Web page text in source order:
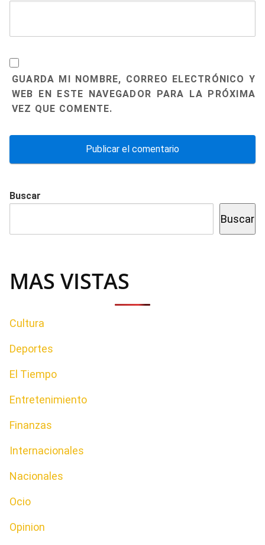
GUARDA MI NOMBRE, CORREO ELECTRÓNICO Y
WEB EN ESTE NAVEGADOR PARA LA PRÓXIMA
VEZ QUE COMENTE.
Buscar
Buscar
MAS VISTAS
Cultura
Deportes
El Tiempo
Entretenimiento
Finanzas
Internacionales
Nacionales
Ocio
Opinion